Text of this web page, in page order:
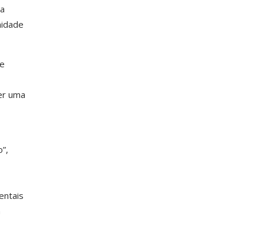
uma